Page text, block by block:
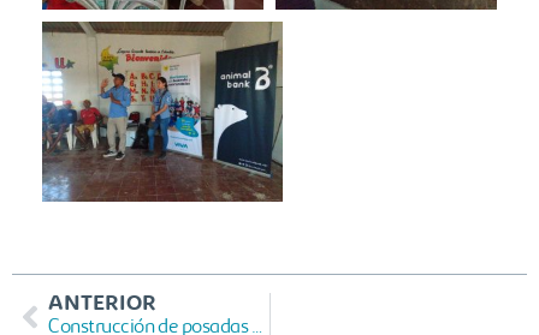
ANTERIOR
Construcción de posadas con TECHO